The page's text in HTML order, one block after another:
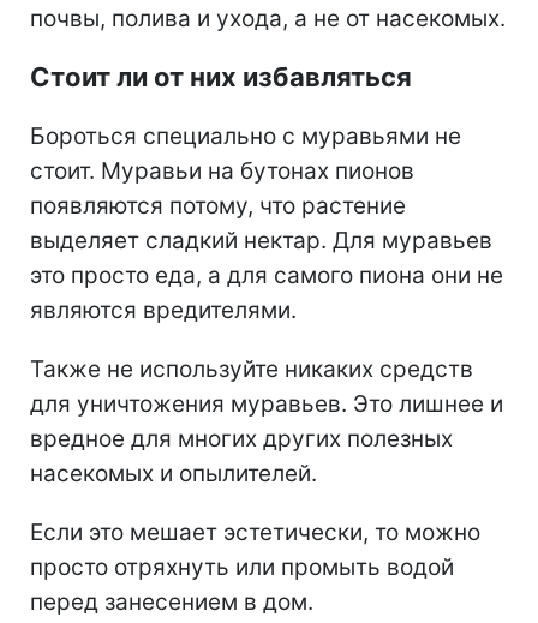
почвы, полива и ухода, а не от насекомых.
Стоит ли от них избавляться
Бороться специально с муравьями не
стоит. Муравьи на бутонах пионов
появляются потому, что растение
выделяет сладкий нектар. Для муравьев
это просто еда, а для самого пиона они не
являются вредителями.
Также не используйте никаких средств
для уничтожения муравьев. Это лишнее и
вредное для многих других полезных
насекомых и опылителей.
Если это мешает эстетически, то можно
просто отряхнуть или промыть водой
перед занесением в дом.